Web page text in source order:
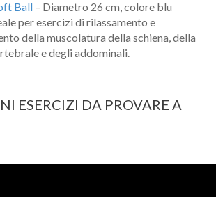
Ball – Diametro 26 cm, colore blu
per esercizi di rilassamento e
della muscolatura della schiena, della
e degli addominali.
ESERCIZI DA PROVARE A